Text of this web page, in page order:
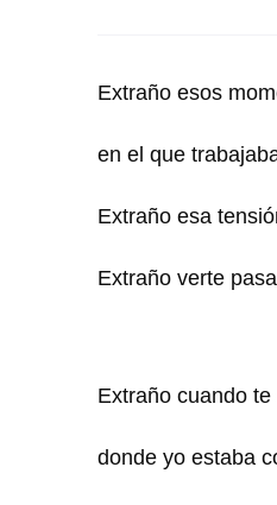
Extraño esos
en el que
Extraño esa
Extraño verte
Extraño cuando
donde yo estaba